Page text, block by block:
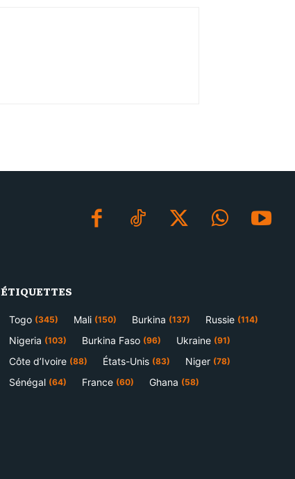
ÉTIQUETTES
Togo (345) Mali (150) Burkina (137) Russie (114)
Nigeria (103) Burkina Faso (96) Ukraine (91)
Côte d’Ivoire (88) États-Unis (83) Niger (78)
Sénégal (64) France (60) Ghana (58)